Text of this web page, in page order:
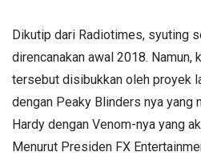
Dikutip dari Radiotimes, syuting
direncanakan awal 2018. Namun,
tersebut disibukkan oleh proyek
dengan Peaky Blinders nya yang
Hardy dengan Venom-nya yang
Menurut Presiden FX